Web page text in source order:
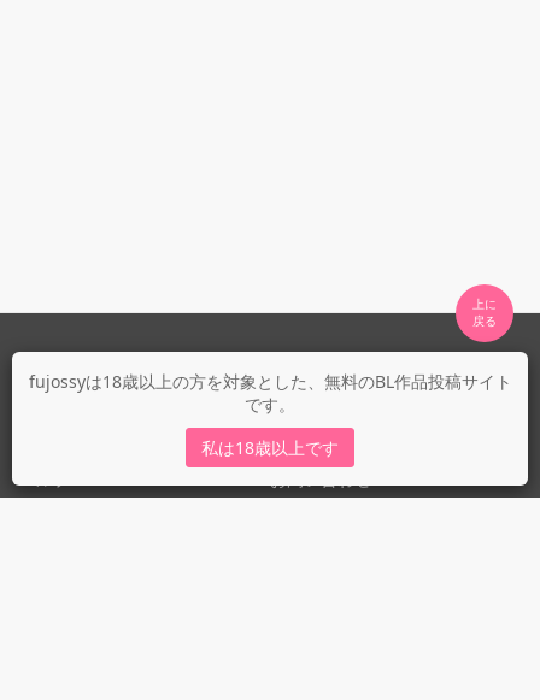
fujossyは18歳以上の方を対象とした、無料のBL作品投稿サイト
です。
私は18歳以上です
上に
fujossyについて
fujossy運営ブログ